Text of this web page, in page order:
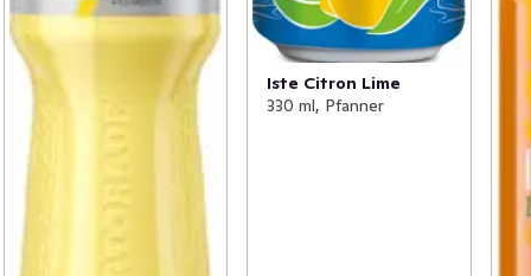
Iste Citron Lime
330 ml, Pfanner